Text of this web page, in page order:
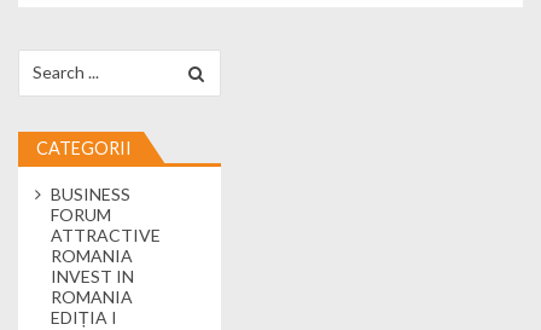
CATEGORII
BUSINESS
FORUM
ATTRACTIVE
ROMANIA
INVEST IN
ROMANIA
EDIȚIA I